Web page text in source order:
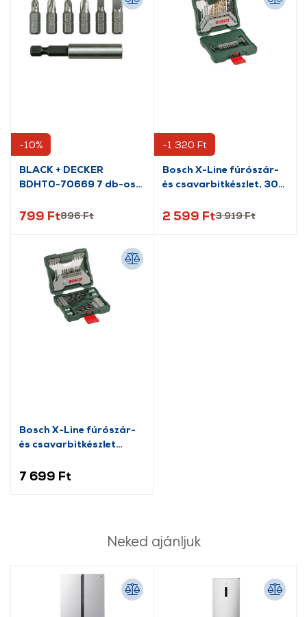
-10%
BLACK + DECKER
BDHT0-70669 7 db-os
799 Ft896 Ft
-1 320 Ft
Bosch X-Line fúrószár-
és csavarbitkészlet, 30
2 599 Ft3 919 Ft
Bosch X-Line fúrószár-
és csavarbitkészlet
7 699 Ft
Neked ajánljuk